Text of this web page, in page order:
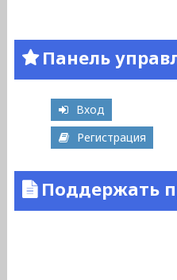
Панель
Вход
Регистрация
Поддержать